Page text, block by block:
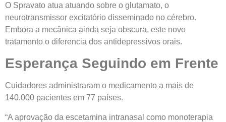
O Spravato atua atuando sobre o glutamato, o
neurotransmissor excitatório disseminado no cérebro.
Embora a mecânica ainda seja obscura, este novo
tratamento o diferencia dos antidepressivos orais.
Esperança Seguindo em Frente
Cuidadores administraram o medicamento a mais de
140.000 pacientes em 77 países.
“A aprovação da escetamina intranasal como monoterapia